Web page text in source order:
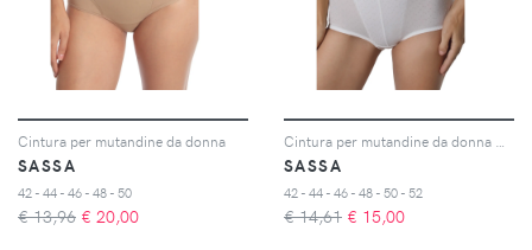
Cintura per mutandine da donna
SASSA
42 - 44 - 46 - 48 - 50
€ 13,96 € 20,00
Cintura per mutandine da donna Dot Jacquard
SASSA
42 - 44 - 46 - 48 - 50 - 52
€ 14,61 € 15,00